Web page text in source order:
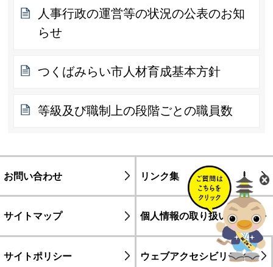
人事行政の運営等の状況の公表のお知
らせ
つくばみらい市人材育成基本方針
等級及び職制上の段階ごとの職員数
お問い合わせ リンク集
サイトマップ 個人情報の取り扱い
サイトポリシー ウェブアクセシビリティ